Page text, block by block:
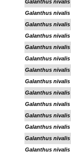
Galanthus nivalis
Galanthus nivalis
Galanthus nivalis
Galanthus nivalis
Galanthus nivalis
Galanthus nivalis
Galanthus nivalis
Galanthus nivalis
Galanthus nivalis
Galanthus nivalis
Galanthus nivalis
Galanthus nivalis
Galanthus nivalis
Galanthus nivalis